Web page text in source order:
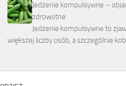
Jedzenie kompulsywne –
zdrowotne
Jedzenie kompulsywne to
większej liczby osób, a szczególnie